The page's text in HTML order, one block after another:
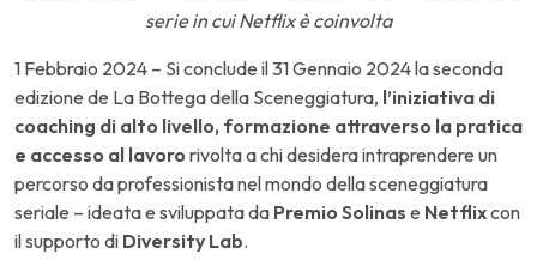
serie in cui Netflix è coinvolta
1 Febbraio 2024 – Si conclude il 31 Gennaio 2024 la seconda
edizione de La Bottega della Sceneggiatura, l’iniziativa di
coaching di alto livello, formazione attraverso la pratica
e accesso al lavoro rivolta a chi desidera intraprendere un
percorso da professionista nel mondo della sceneggiatura
seriale – ideata e sviluppata da Premio Solinas e Netflixcon
il supporto di Diversity Lab.